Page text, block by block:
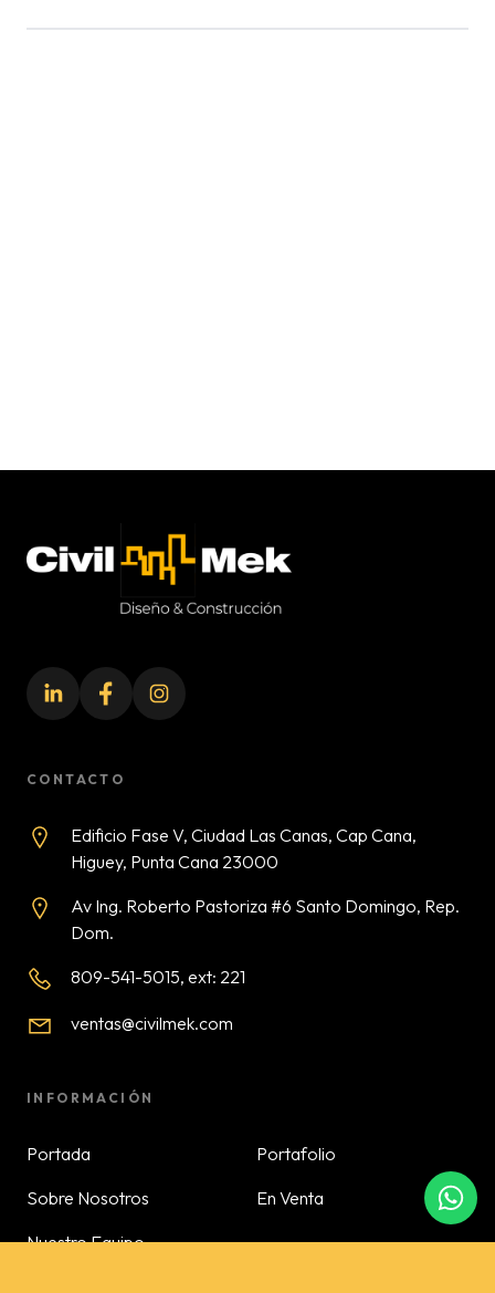
CONTACTO
Edificio Fase V, Ciudad Las Canas, Cap Cana,
Higuey, Punta Cana 23000
Av Ing. Roberto Pastoriza #6 Santo Domingo, Rep.
Dom.
809-541-5015, ext: 221
ventas@civilmek.com
INFORMACIÓN
Portada
Sobre Nosotros
Nuestro Equipo
Portafolio
En Venta